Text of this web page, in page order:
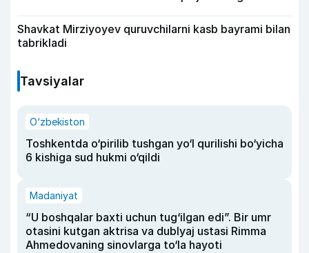
Shavkat Mirziyoyev quruvchilarni kasb bayrami bilan
tabrikladi
Tavsiyalar
O‘zbekiston
Toshkentda o‘pirilib tushgan yo‘l qurilishi bo‘yicha
6 kishiga sud hukmi o‘qildi
Madaniyat
“U boshqalar baxti uchun tug‘ilgan edi”. Bir umr
otasini kutgan aktrisa va dublyaj ustasi Rimma
Ahmedovaning sinovlarga to‘la hayoti